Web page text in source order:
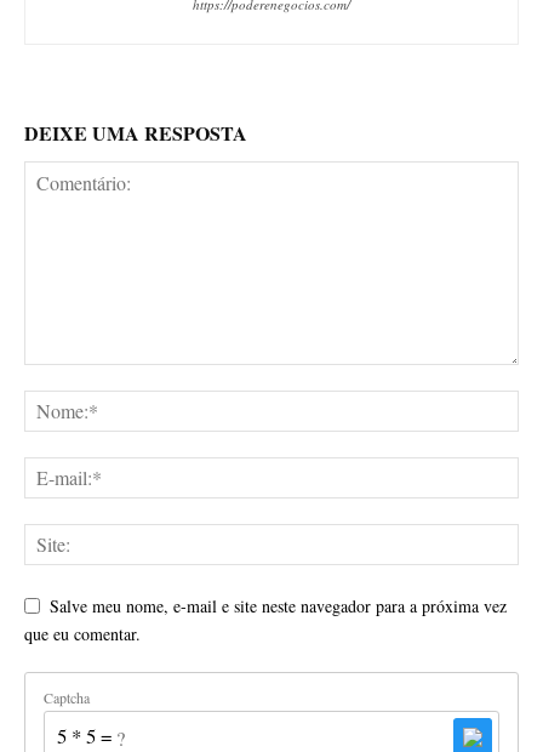
https://poderenegocios.com/
DEIXE UMA RESPOSTA
Salve meu nome, e-mail e site neste navegador para a próxima vez
que eu comentar.
Captcha
5 * 5 = ?